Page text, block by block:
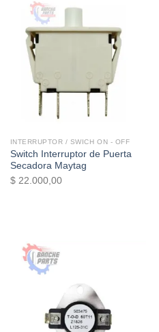
$ 125.000,00.
INTERRUPTOR / SWICH ON - OFF
Switch Interruptor de Puerta
Secadora Maytag
$22.000,00